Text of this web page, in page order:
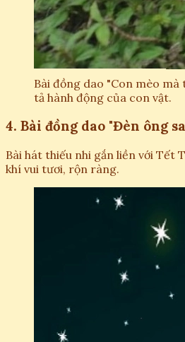
Bài đồng dao "Con mèo
tả hành động của con vật.
4. Bài đồng dao "Đèn ông
Bài hát thiếu nhi gắn liền với Tết
khí vui tươi, rộn ràng.